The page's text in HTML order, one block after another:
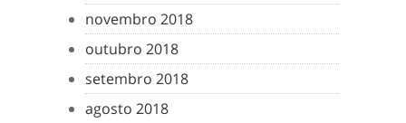
novembro 2018
outubro 2018
setembro 2018
agosto 2018